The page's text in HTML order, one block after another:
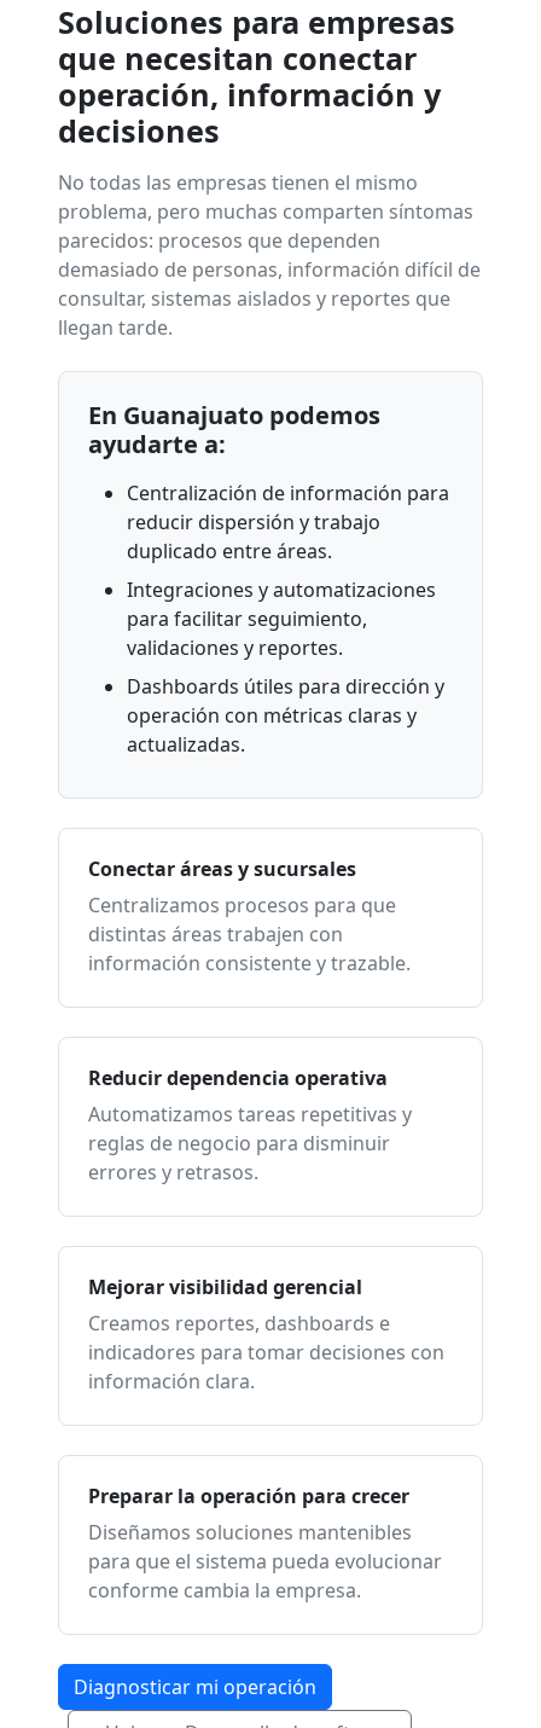
Soluciones para empresas
que necesitan conectar
operación, información y
decisiones
No todas las empresas tienen el mismo
problema, pero muchas comparten síntomas
parecidos: procesos que dependen
demasiado de personas, información difícil de
consultar, sistemas aislados y reportes que
llegan tarde.
En Guanajuato podemos
ayudarte a:
Centralización de información para
reducir dispersión y trabajo
duplicado entre áreas.
Integraciones y automatizaciones
para facilitar seguimiento,
validaciones y reportes.
Dashboards útiles para dirección y
operación con métricas claras y
actualizadas.
Conectar áreas y sucursales
Centralizamos procesos para que
distintas áreas trabajen con
información consistente y trazable.
Reducir dependencia operativa
Automatizamos tareas repetitivas y
reglas de negocio para disminuir
errores y retrasos.
Mejorar visibilidad gerencial
Creamos reportes, dashboards e
indicadores para tomar decisiones con
información clara.
Preparar la operación para crecer
Diseñamos soluciones mantenibles
para que el sistema pueda evolucionar
conforme cambia la empresa.
Diagnosticar mi operación